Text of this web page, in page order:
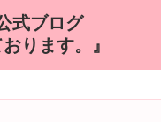
式ブログ
ります。』